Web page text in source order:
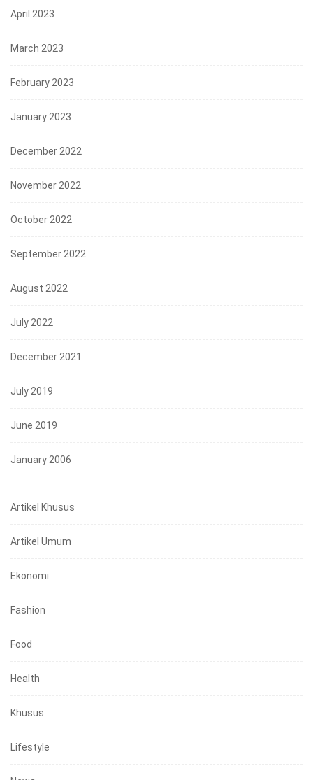
April 2023
March 2023
February 2023
January 2023
December 2022
November 2022
October 2022
September 2022
August 2022
July 2022
December 2021
July 2019
June 2019
January 2006
Artikel Khusus
Artikel Umum
Ekonomi
Fashion
Food
Health
Khusus
Lifestyle